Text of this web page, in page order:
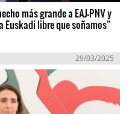
más grande a EAJ-PNV y
Euskadi libre que soñamos”
29/03/2025